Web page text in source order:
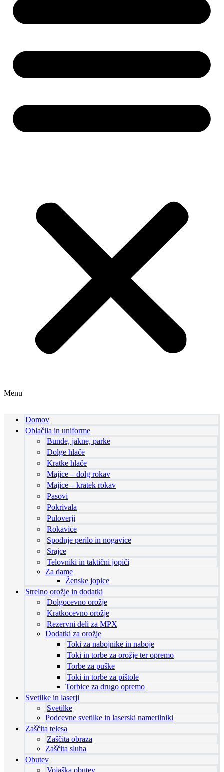
Menu
Domov
Oblačila in uniforme
Bunde, jakne, parke
Dolge hlače
Kratke hlače
Majice – dolg rokav
Majice – kratek rokav
Pasovi
Pokrivala
Puloverji
Rokavice
Spodnje perilo in nogavice
Srajce
Telovniki in taktični jopiči
Za dame
Ženske jopice
Strelno orožje in dodatki
Dolgocevno orožje
Kratkocevno orožje
Rezervni deli za MPX
Dodatki za orožje
Toki za nabojnike in naboje
Toki in torbe za orožje ter opremo
Torbe za puške
Toki in torbe za pištole
Torbice za drugo opremo
Svetilke in laserji
Svetilke
Podcevne svetilke in laserski namerilniki
Zaščita telesa
Zaščita obraza
Zaščita sluha
Obutev